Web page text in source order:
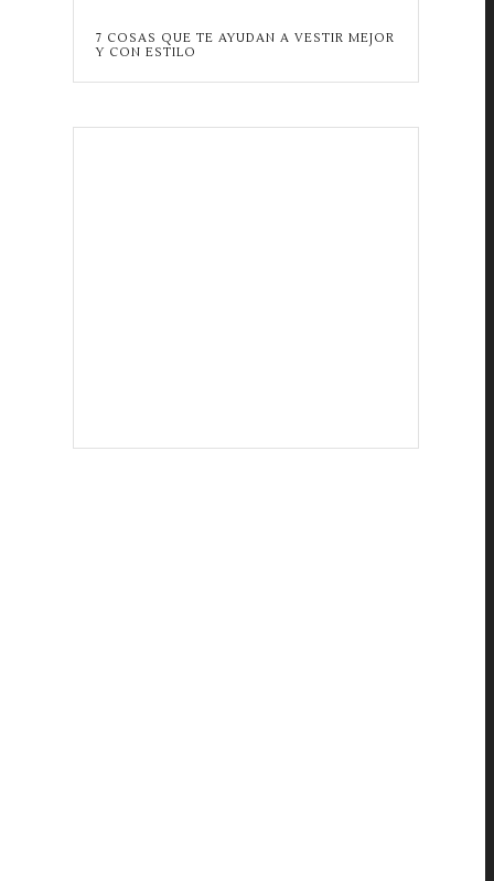
7 COSAS QUE TE AYUDAN A VESTIR MEJOR
Y CON ESTILO